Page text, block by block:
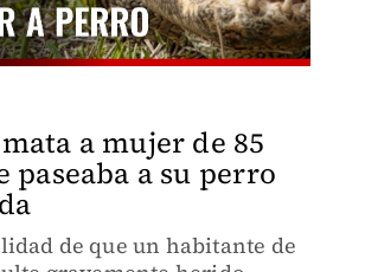
a mujer de 85
paseaba a su perro
de que un habitante de